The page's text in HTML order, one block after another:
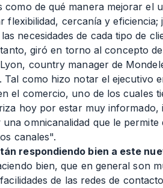
como de qué manera mejorar el
flexibilidad, cercanía y
necesidades de cada tipo de
giró en torno al concepto
country manager de
como hizo notar el ejecutivo
el comercio, uno de los cuales
hoy por estar muy informado,
omnicanalidad que le
canales".
respondiendo bien a este
bien, que en general son
de las redes de